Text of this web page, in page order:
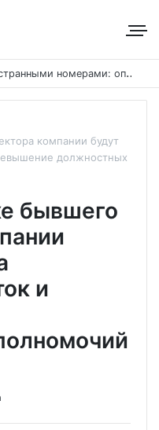
А
втоштрафы для машин с иностранными номерами: оплату хотят ускорить до 24 часов
компании будут
должностных
бывшего
и